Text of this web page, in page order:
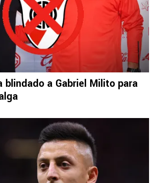
blindado a Gabriel Milito para